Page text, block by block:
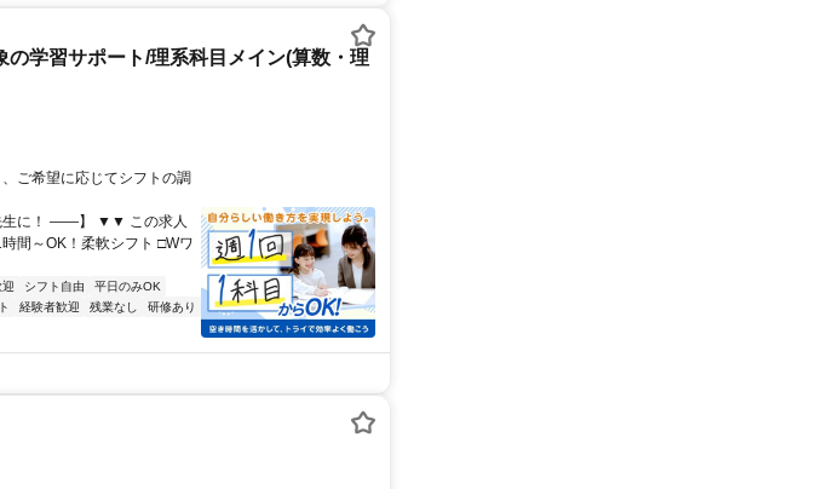
の学習サポート/理系科目メイン(算数・理
ご希望に応じてシフトの調
生に！ ――】 ▼▼ この求人
間～OK！柔軟シフト □Wワ
シフト自由
平日のみOK
経験者歓迎 残業なし
研修あり